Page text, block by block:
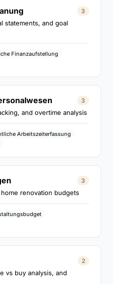
3
statements, and goal
Finanzaufstellung
3
and overtime analysis
Arbeitszeiterfassung
3
renovation budgets
2
vs buy analysis, and